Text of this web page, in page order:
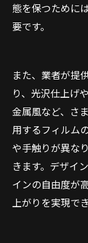
態を保つために
要です。
また、業者が提
り、光沢仕上げ
金属風など、さ
用するフィルム
や手触りが異な
きます。デザイ
インの自由度が
上がりを実現でき